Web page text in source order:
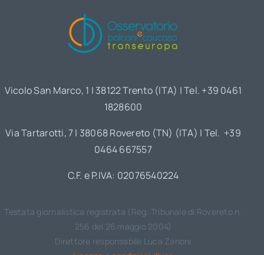
Vicolo San Marco, 1 | 38122 Trento (ITA) | Tel. +39 0461
1828600
Via Tartarotti, 7 | 38068 Rovereto (TN) (ITA) | Tel. +39
0464 667557
C.F. e P.IVA: 02076540224
Testata giornalistica registrata (Reg. Tribunale di Rovereto n.
256 del 26 maggio 2004)
Direttore responsabile Luca Zanoni